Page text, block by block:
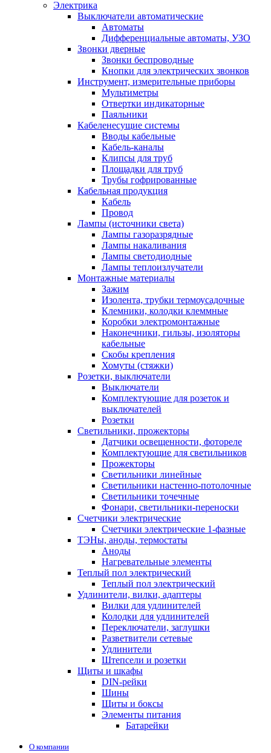
Электрика
Выключатели автоматические
Автоматы
Дифференциальные автоматы, УЗО
Звонки дверные
Звонки беспроводные
Кнопки для электрических звонков
Инструмент, измерительные приборы
Мультиметры
Отвертки индикаторные
Паяльники
Кабеленесущие системы
Вводы кабельные
Кабель-каналы
Клипсы для труб
Площадки для труб
Трубы гофрированные
Кабельная продукция
Кабель
Провод
Лампы (источники света)
Лампы газоразрядные
Лампы накаливания
Лампы светодиодные
Лампы теплоизлучатели
Монтажные материалы
Зажим
Изолента, трубки термоусадочные
Клемники, колодки клеммные
Коробки электромонтажные
Наконечники, гильзы, изоляторы
кабельные
Скобы крепления
Хомуты (стяжки)
Розетки, выключатели
Выключатели
Комплектующие для розеток и
выключателей
Розетки
Светильники, прожекторы
Датчики освещенности, фотореле
Комплектующие для светильников
Прожекторы
Светильники линейные
Светильники настенно-потолочные
Светильники точечные
Фонари, светильники-переноски
Счетчики электрические
Счетчики электрические 1-фазные
ТЭНы, аноды, термостаты
Аноды
Нагревательные элементы
Теплый пол электрический
Теплый пол электрический
Удлинители, вилки, адаптеры
Вилки для удлинителей
Колодки для удлинителей
Переключатели, заглушки
Разветвители сетевые
Удлинители
Штепсели и розетки
Щиты и шкафы
DIN-рейки
Шины
Щиты и боксы
Элементы питания
Батарейки
О компании